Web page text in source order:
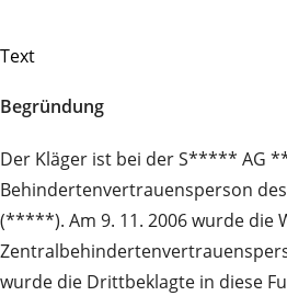
Text
Begründung
Der Kläger ist bei der S***** AG
Behindertenvertrauensperson
(*****). Am 9. 11. 2006 wurde die
wurde die Drittbeklagte in diese